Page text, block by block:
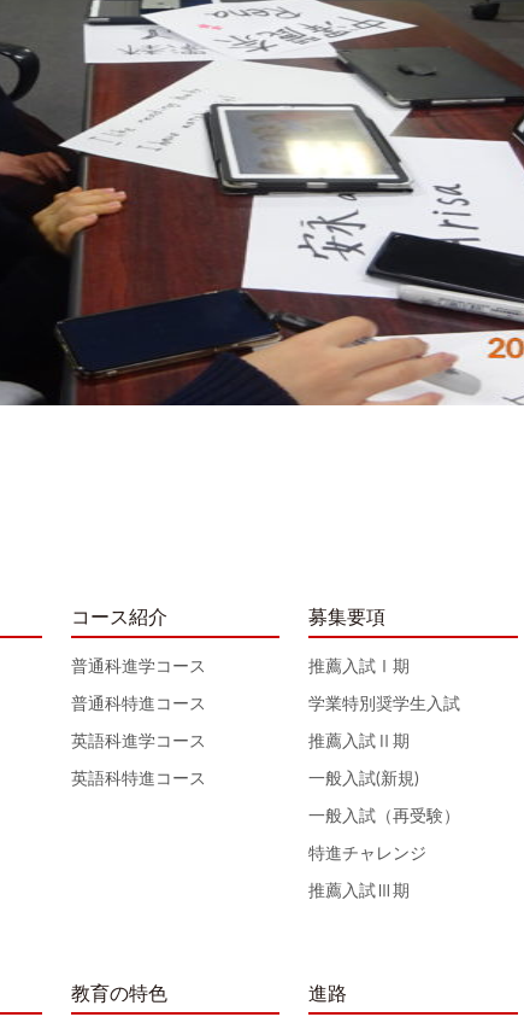
コース紹介
普通科進学コース
普通科特進コース
英語科進学コース
英語科特進コース
教育の特色
募集要項
推薦入試Ⅰ期
学業特別奨学生入試
推薦入試Ⅱ期
一般入試(新規)
一般入試（再受験）
特進チャレンジ
推薦入試Ⅲ期
進路